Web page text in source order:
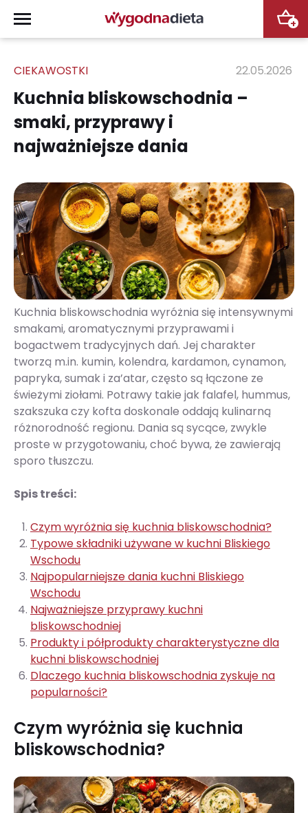
+
CIEKAWOSTKI 22.05.2026
Kuchnia bliskowschodnia –
smaki, przyprawy i
najważniejsze dania
Kuchnia bliskowschodnia wyróżnia się intensywnymi
smakami, aromatycznymi przyprawami i
bogactwem tradycyjnych dań. Jej charakter
tworzą m.in. kumin, kolendra, kardamon, cynamon,
papryka, sumak i za’atar, często są łączone ze
świeżymi ziołami. Potrawy takie jak falafel, hummus,
szakszuka czy kofta doskonale oddają kulinarną
różnorodność regionu. Dania są sycące, zwykle
proste w przygotowaniu, choć bywa, że zawierają
sporo tłuszczu.
Spis treści:
Czym wyróżnia się kuchnia bliskowschodnia?
Typowe składniki używane w kuchni Bliskiego
Wschodu
Najpopularniejsze dania kuchni Bliskiego
Wschodu
Najważniejsze przyprawy kuchni
bliskowschodniej
Produkty i półprodukty charakterystyczne dla
kuchni bliskowschodniej
Dlaczego kuchnia bliskowschodnia zyskuje na
popularności?
Czym wyróżnia się kuchnia
bliskowschodnia?